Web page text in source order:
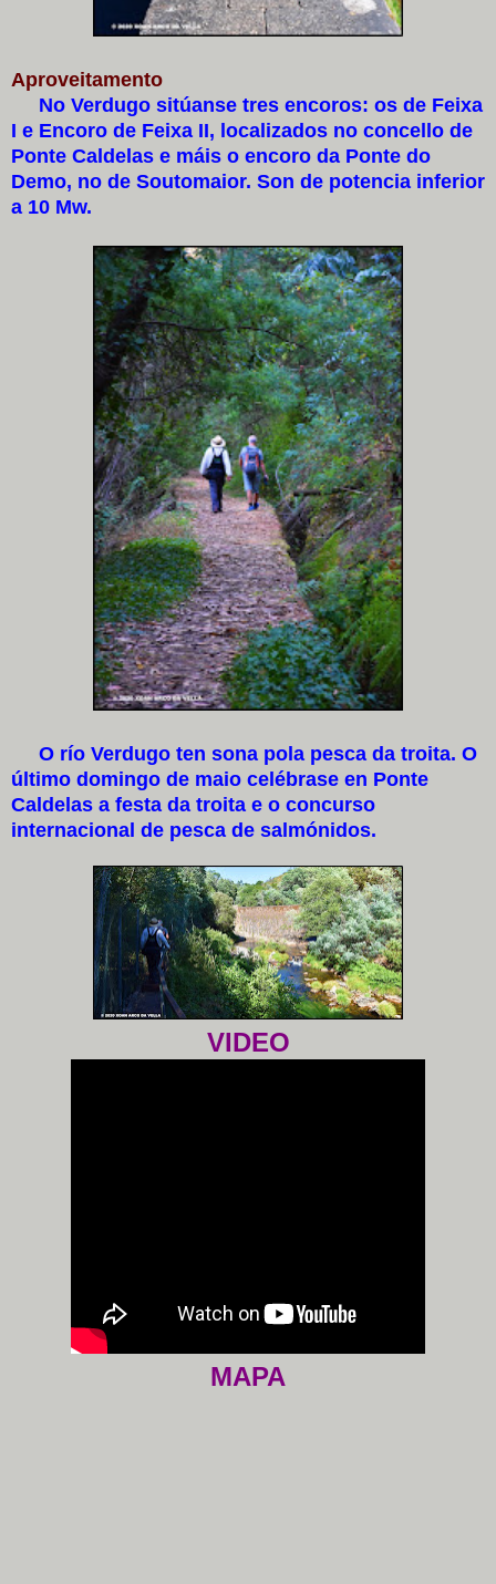
Aproveitamento
No Verdugo sitúanse tres encoros: os de Feixa
I e Encoro de Feixa II, localizados no concello de
Ponte Caldelas e máis o encoro da Ponte do
Demo, no de Soutomaior. Son de potencia inferior
a 10 Mw.
O río Verdugo ten sona pola pesca da troita. O
último domingo de maio celébrase en Ponte
Caldelas a festa da troita e o concurso
internacional de pesca de salmónidos.
VIDEO
MAPA